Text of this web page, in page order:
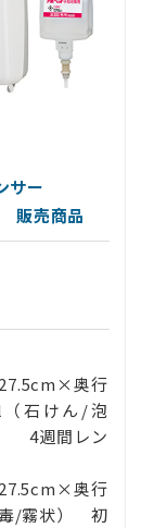
サー
販売商品
奥行
石けん/泡
4週間レン
奥行
/霧状） 初